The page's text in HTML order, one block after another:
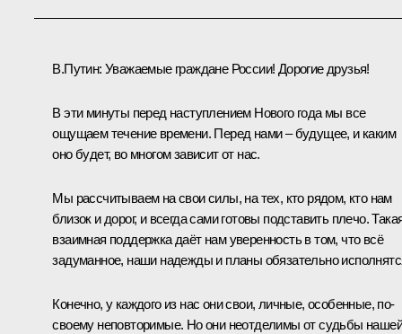
В.Путин: Уважаемые граждане России! Дорогие друзья!
В эти минуты перед наступлением Нового года мы все
ощущаем течение времени. Перед нами – будущее, и каким
оно будет, во многом зависит от нас.
Мы рассчитываем на свои силы, на тех, кто рядом, кто нам
близок и дорог, и всегда сами готовы подставить плечо.
взаимная поддержка даёт нам уверенность в том, что всё
задуманное, наши надежды и планы обязательно
Конечно, у каждого из нас они свои, личные, особенные, по-
своему неповторимые. Но они неотделимы от судьбы нашей